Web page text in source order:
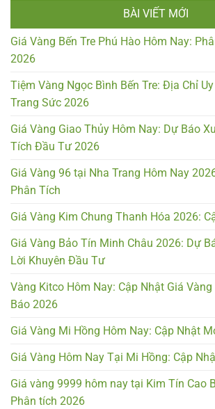
BÀI VIẾT MỚI
Giá Vàng Bến Tre Phú Hào Hôm Nay:
2026
Tiệm Vàng Ngọc Bình Bến Tre: Địa Chỉ
Trang Sức 2026
Giá Vàng Giao Thủy Hôm Nay: Dự Báo
Tích Đầu Tư 2026
Giá Vàng 96 tại Nha Trang Hôm Nay
Phân Tích
Giá Vàng Kim Chung Thanh Hóa 2026:
Giá Vàng Bảo Tín Minh Châu 2026: Dự
Lời Khuyên Đầu Tư
Vàng Kitco Hôm Nay: Cập Nhật Giá
Báo 2026
Giá Vàng Mi Hồng Hôm Nay: Cập Nhật
Giá Vàng Hôm Nay Tại Mi Hồng: Cập
Giá vàng 9999 hôm nay tại Kim Tín Cao
Phân tích 2026